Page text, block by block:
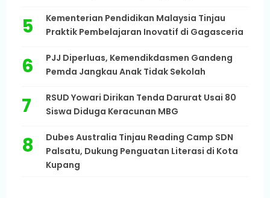
Kementerian Pendidikan Malaysia Tinjau
Praktik Pembelajaran Inovatif di Gagasceria
PJJ Diperluas, Kemendikdasmen Gandeng
Pemda Jangkau Anak Tidak Sekolah
RSUD Yowari Dirikan Tenda Darurat Usai 80
Siswa Diduga Keracunan MBG
Dubes Australia Tinjau Reading Camp SDN
Palsatu, Dukung Penguatan Literasi di Kota
Kupang